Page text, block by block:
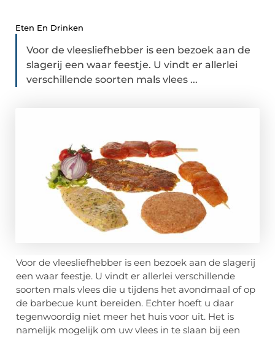
Eten En Drinken
Voor de vleesliefhebber is een bezoek aan de
slagerij een waar feestje. U vindt er allerlei
verschillende soorten mals vlees ...
Voor de vleesliefhebber is een bezoek aan de slagerij
een waar feestje. U vindt er allerlei verschillende
soorten mals vlees die u tijdens het avondmaal of op
de barbecue kunt bereiden. Echter hoeft u daar
tegenwoordig niet meer het huis voor uit. Het is
namelijk mogelijk om uw vlees in te slaan bij een